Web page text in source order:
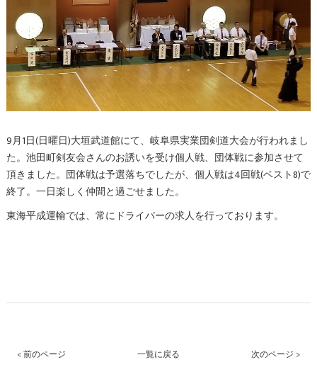
9月1日(日曜日)大垣武道館にて、岐阜県実業団剣道大会が行われまし
た。池田町剣友会さんのお誘いを受け個人戦、団体戦に参加させて
頂きました。団体戦は予選落ちでしたが、個人戦は4回戦(ベスト8)で
終了。一日楽しく仲間と過ごせました。
東海平成運輸では、常にドライバーの求人を行っております。
< 前のページ 一覧に戻る 次のページ >